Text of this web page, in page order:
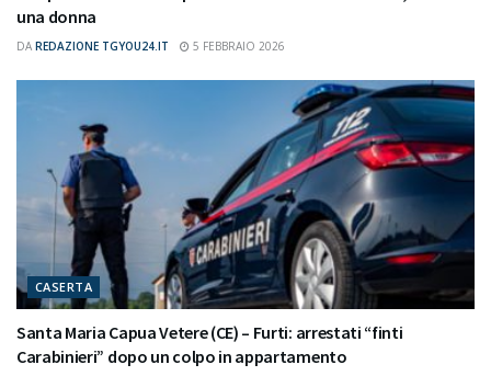
una donna
DA REDAZIONE TGYOU24.IT 5 FEBBRAIO 2026
CASERTA
Santa Maria Capua Vetere (CE) – Furti: arrestati “finti
Carabinieri” dopo un colpo in appartamento